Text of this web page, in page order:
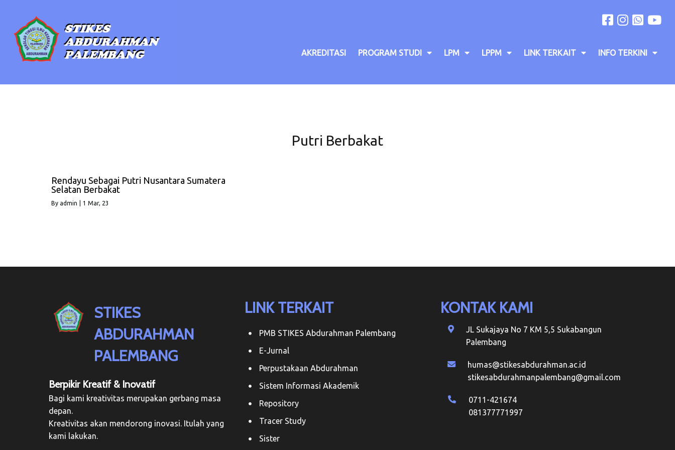
AKREDITASI PROGRAM STUDI LPM LPPM LINK TERKAIT INFO TERKINI
Putri Berbakat
Rendayu Sebagai Putri Nusantara Sumatera
Selatan Berbakat
By admin 1 Mar, 23
STIKES
ABDURAHMAN
PALEMBANG
Berpikir Kreatif & Inovatif
Bagi kami kreativitas merupakan gerbang masa
depan.
Kreativitas akan mendorong inovasi. Itulah yang
kami lakukan.
LINK TERKAIT
PMB STIKES Abdurahman Palembang
E-Jurnal
Perpustakaan Abdurahman
Sistem Informasi Akademik
Repository
Tracer Study
Sister
KONTAK KAMI
JL Sukajaya No 7 KM 5,5 Sukabangun
Palembang
humas@stikesabdurahman.ac.id
stikesabdurahmanpalembang@gmail.com
0711-421674
081377771997